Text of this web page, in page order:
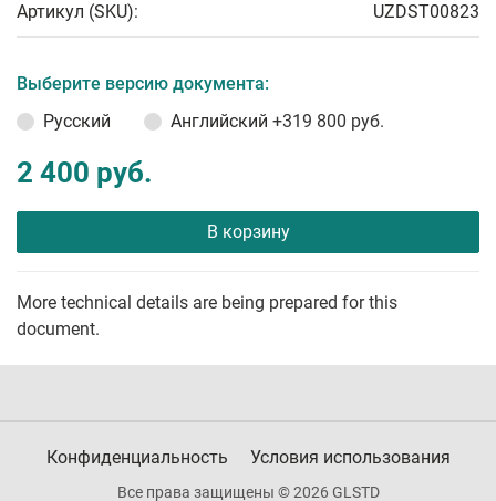
Артикул (SKU): UZDST00823
Выберите версию документа:
Русский
Английский +319 800 руб.
2 400 руб.
В корзину
More technical details are being prepared for this
document.
Конфиденциальность Условия использования
Все права защищены © 2026 GLSTD